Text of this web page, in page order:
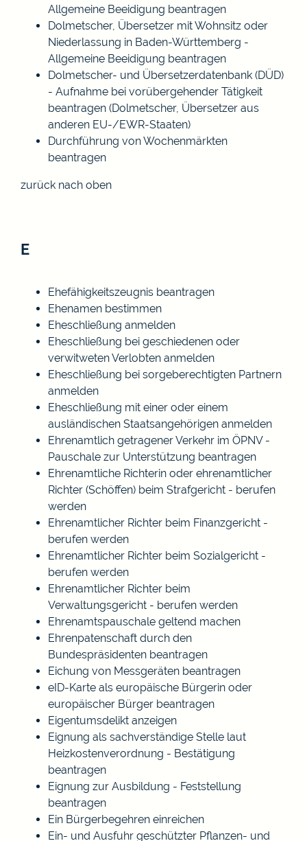
Allgemeine Beeidigung beantragen
Dolmetscher, Übersetzer mit Wohnsitz oder
Niederlassung in Baden-Württemberg -
Allgemeine Beeidigung beantragen
Dolmetscher- und Übersetzerdatenbank (DÜD)
- Aufnahme bei vorübergehender Tätigkeit
beantragen (Dolmetscher, Übersetzer aus
anderen EU-/EWR-Staaten)
Durchführung von Wochenmärkten
beantragen
zurück nach oben
E
Ehefähigkeitszeugnis beantragen
Ehenamen bestimmen
Eheschließung anmelden
Eheschließung bei geschiedenen oder
verwitweten Verlobten anmelden
Eheschließung bei sorgeberechtigten Partnern
anmelden
Eheschließung mit einer oder einem
ausländischen Staatsangehörigen anmelden
Ehrenamtlich getragener Verkehr im ÖPNV -
Pauschale zur Unterstützung beantragen
Ehrenamtliche Richterin oder ehrenamtlicher
Richter (Schöffen) beim Strafgericht - berufen
werden
Ehrenamtlicher Richter beim Finanzgericht -
berufen werden
Ehrenamtlicher Richter beim Sozialgericht -
berufen werden
Ehrenamtlicher Richter beim
Verwaltungsgericht - berufen werden
Ehrenamtspauschale geltend machen
Ehrenpatenschaft durch den
Bundespräsidenten beantragen
Eichung von Messgeräten beantragen
eID-Karte als europäische Bürgerin oder
europäischer Bürger beantragen
Eigentumsdelikt anzeigen
Eignung als sachverständige Stelle laut
Heizkostenverordnung - Bestätigung
beantragen
Eignung zur Ausbildung - Feststellung
beantragen
Ein Bürgerbegehren einreichen
Ein- und Ausfuhr geschützter Pflanzen- und